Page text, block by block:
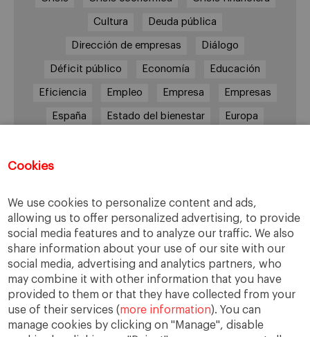
Cookies
We use cookies to personalize content and ads,
allowing us to offer personalized advertising, to provide
social media features and to analyze our traffic. We also
share information about your use of our site with our
social media, advertising and analytics partners, who
may combine it with other information that you have
provided to them or that they have collected from your
use of their services (more information). You can
manage cookies by clicking on "Manage", disable
Cultura Deuda pública
Dirección de empresas Diálogo
Déficit público Economía Educación
Eficiencia Empleo Empresa Empresas
España Estado del bienestar Europa
Responsabilidad social
Sindicatos Sistema financiero Sociedad
Sostenibilidad Trabajo Valores Virtudes
Ética Ética de la empresa